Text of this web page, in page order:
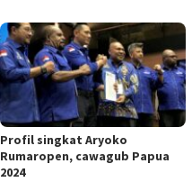
Profil singkat Aryoko
Rumaropen, cawagub Papua
2024